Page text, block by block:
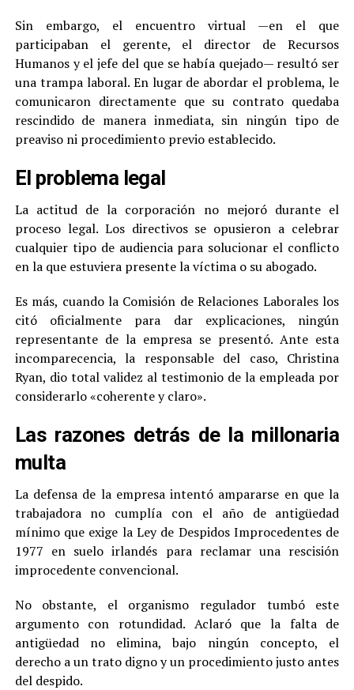
Sin embargo, el encuentro virtual —en el que
participaban el gerente, el director de Recursos
Humanos y el jefe del que se había quejado— resultó ser
una trampa laboral. En lugar de abordar el problema, le
comunicaron directamente que su contrato quedaba
rescindido de manera inmediata, sin ningún tipo de
preaviso ni procedimiento previo establecido.
El problema legal
La actitud de la corporación no mejoró durante el
proceso legal. Los directivos se opusieron a celebrar
cualquier tipo de audiencia para solucionar el conflicto
en la que estuviera presente la víctima o su abogado.
Es más, cuando la Comisión de Relaciones Laborales los
citó oficialmente para dar explicaciones, ningún
representante de la empresa se presentó. Ante esta
incomparecencia, la responsable del caso, Christina
Ryan, dio total validez al testimonio de la empleada por
considerarlo «coherente y claro».
Las razones detrás de la millonaria
multa
La defensa de la empresa intentó ampararse en que la
trabajadora no cumplía con el año de antigüedad
mínimo que exige la Ley de Despidos Improcedentes de
1977 en suelo irlandés para reclamar una rescisión
improcedente convencional.
No obstante, el organismo regulador tumbó este
argumento con rotundidad. Aclaró que la falta de
antigüedad no elimina, bajo ningún concepto, el
derecho a un trato digno y un procedimiento justo antes
del despido.